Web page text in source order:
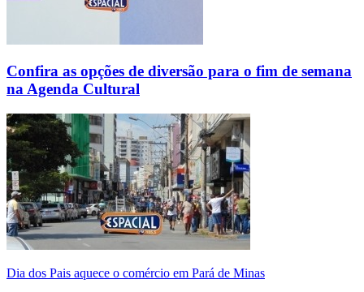
Confira as opções de diversão para o fim de semana
na Agenda Cultural
Dia dos Pais aquece o comércio em Pará de Minas